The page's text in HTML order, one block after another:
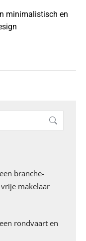
minimalistisch en
branche-
makelaar
rondvaart en